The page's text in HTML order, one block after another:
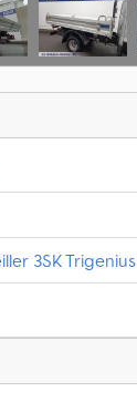
3SK Trigenius